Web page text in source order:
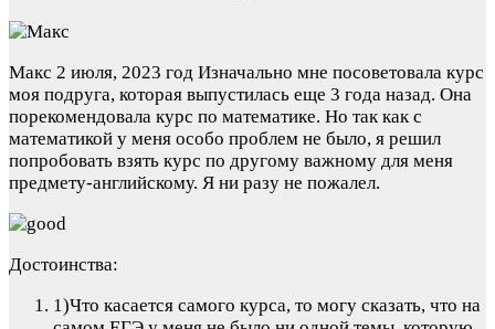
Макс 2 июля, 2023 год Изначально мне посоветовала курс
моя подруга, которая выпустилась еще 3 года назад. Она
порекомендовала курс по математике. Но так как с
математикой у меня особо проблем не было, я решил
попробовать взять курс по другому важному для меня
предмету-английскому. Я ни разу не пожалел.
Достоинства:
1)Что касается самого курса, то могу сказать, что на